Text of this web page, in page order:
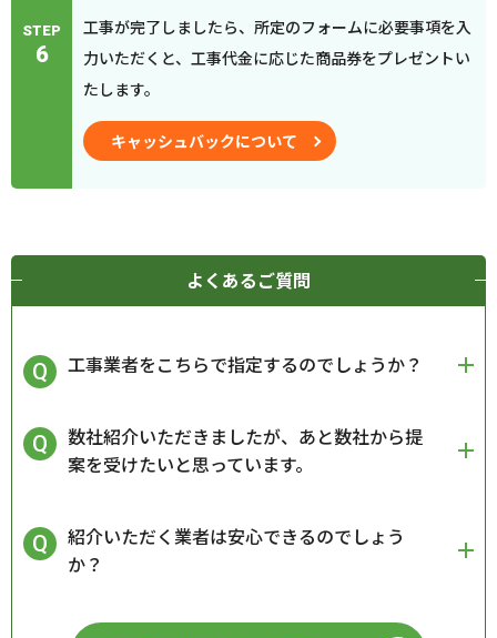
STEP
6
工事が完了しましたら、所定のフォームに必要事項を入
力いただくと、工事代金に応じた商品券をプレゼントい
たします。
キャッシュバックについて
よくあるご質問
工事業者をこちらで指定するのでしょうか？
数社紹介いただきましたが、あと数社から提
案を受けたいと思っています。
紹介いただく業者は安心できるのでしょう
か？